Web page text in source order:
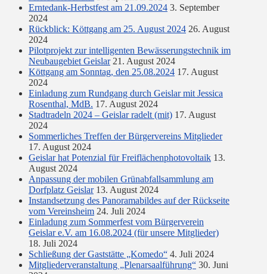
Erntedank-Herbstfest am 21.09.2024 3. September
2024
Rückblick: Köttgang am 25. August 2024 26. August
2024
Pilotprojekt zur intelligenten Bewässerungstechnik im
Neubaugebiet Geislar 21. August 2024
Köttgang am Sonntag, den 25.08.2024 17. August
2024
Einladung zum Rundgang durch Geislar mit Jessica
Rosenthal, MdB. 17. August 2024
Stadtradeln 2024 – Geislar radelt (mit) 17. August
2024
Sommerliches Treffen der Bürgervereins Mitglieder
17. August 2024
Geislar hat Potenzial für Freiflächenphotovoltaik 13.
August 2024
Anpassung der mobilen Grünabfallsammlung am
Dorfplatz Geislar 13. August 2024
Instandsetzung des Panoramabildes auf der Rückseite
vom Vereinsheim 24. Juli 2024
Einladung zum Sommerfest vom Bürgerverein
Geislar e.V. am 16.08.2024 (für unsere Mitglieder)
18. Juli 2024
Schließung der Gaststätte „Komedo“ 4. Juli 2024
Mitgliederveranstaltung „Plenarsaalführung“ 30. Juni